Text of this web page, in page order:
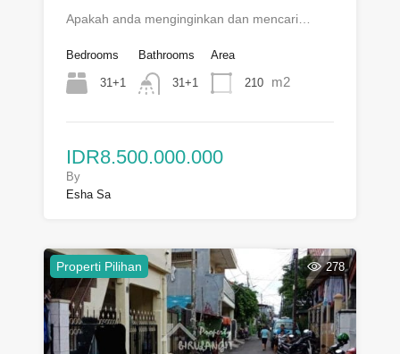
Apakah anda menginginkan dan mencari…
Bedrooms
31+1
Bathrooms
31+1
Area
210 m2
IDR8.500.000.000
By
Esha Sa
Properti Pilihan 278